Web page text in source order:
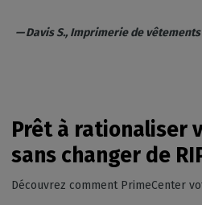
— Davis S., Imprimerie de
Prêt à rationaliser
sans changer de
Découvrez comment PrimeCenter